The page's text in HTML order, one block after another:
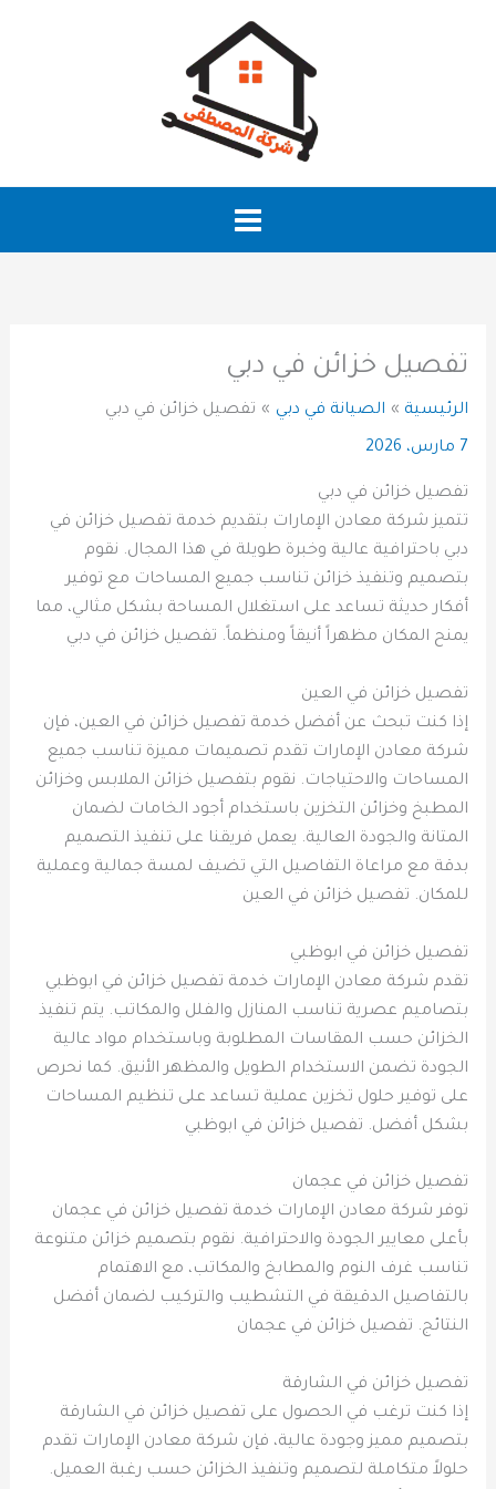
تفصيل خزائن في دبي
الرئيسية الصيانة في دبي تفصيل خزائن في دبي
7 مارس، 2026
تفصيل خزائن في دبي
تتميز شركة معادن الإمارات بتقديم خدمة تفصيل خزائن في
دبي باحترافية عالية وخبرة طويلة في هذا المجال. نقوم
بتصميم وتنفيذ خزائن تناسب جميع المساحات مع توفير
أفكار حديثة تساعد على استغلال المساحة بشكل مثالي، مما
يمنح المكان مظهراً أنيقاً ومنظماً. تفصيل خزائن في دبي
تفصيل خزائن في العين
إذا كنت تبحث عن أفضل خدمة تفصيل خزائن في العين، فإن
شركة معادن الإمارات تقدم تصميمات مميزة تناسب جميع
المساحات والاحتياجات. نقوم بتفصيل خزائن الملابس وخزائن
المطبخ وخزائن التخزين باستخدام أجود الخامات لضمان
المتانة والجودة العالية. يعمل فريقنا على تنفيذ التصميم
بدقة مع مراعاة التفاصيل التي تضيف لمسة جمالية وعملية
للمكان. تفصيل خزائن في العين
تفصيل خزائن في ابوظبي
تقدم شركة معادن الإمارات خدمة تفصيل خزائن في ابوظبي
بتصاميم عصرية تناسب المنازل والفلل والمكاتب. يتم تنفيذ
الخزائن حسب المقاسات المطلوبة وباستخدام مواد عالية
الجودة تضمن الاستخدام الطويل والمظهر الأنيق. كما نحرص
على توفير حلول تخزين عملية تساعد على تنظيم المساحات
بشكل أفضل. تفصيل خزائن في ابوظبي
تفصيل خزائن في عجمان
توفر شركة معادن الإمارات خدمة تفصيل خزائن في عجمان
بأعلى معايير الجودة والاحترافية. نقوم بتصميم خزائن متنوعة
تناسب غرف النوم والمطابخ والمكاتب، مع الاهتمام
بالتفاصيل الدقيقة في التشطيب والتركيب لضمان أفضل
النتائج. تفصيل خزائن في عجمان
تفصيل خزائن في الشارقة
إذا كنت ترغب في الحصول على تفصيل خزائن في الشارقة
بتصميم مميز وجودة عالية، فإن شركة معادن الإمارات تقدم
حلولاً متكاملة لتصميم وتنفيذ الخزائن حسب رغبة العميل.